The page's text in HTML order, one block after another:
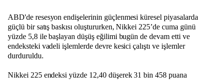
ABD'de resesyon endişelerinin güçlenmesi küresel piyasalarda
güçlü bir satış baskısı oluştururken, Nikkei 225’de cuma günü
yüzde 5,8 ile başlayan düşüş eğilimi bugün de devam etti ve
endeksteki vadeli işlemlerde devre kesici çalıştı ve işlemler
durduruldu.
Nikkei 225 endeksi yüzde 12,40 düşerek 31 bin 458 puana